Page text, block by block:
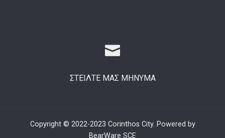
ΣΤΕΙΛΤΕ ΜΑΣ ΜΗΝΥΜΑ
Copyright © 2022-2023 Corinthos City. Powered by
BearWare SCE